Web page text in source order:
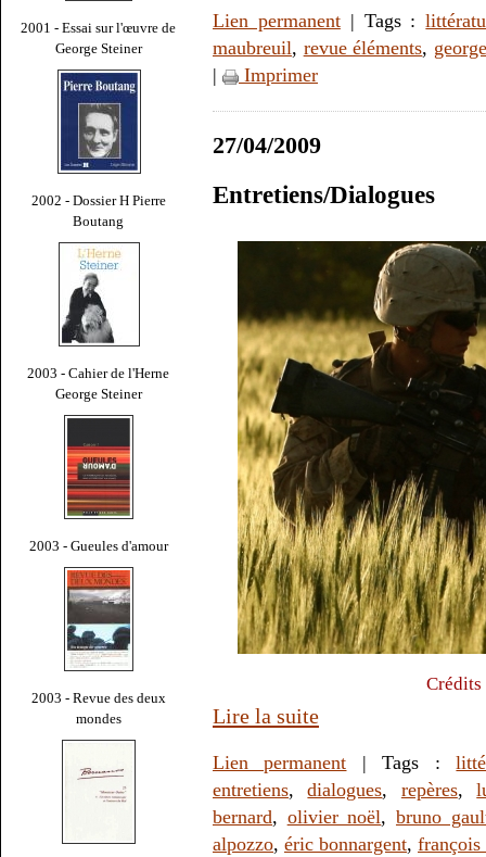
2001 - Essai sur l'œuvre de
George Steiner
2002 - Dossier H Pierre
Boutang
2003 - Cahier de l'Herne
George Steiner
2003 - Gueules d'amour
2003 - Revue des deux
mondes
Lien permanent| Tags :
maubreuil, revue éléments,
|
Imprimer
27/04/2009
Entretiens/Dialogues
Crédits
Lire la suite
Lien permanent | Tags :
entretiens,dialogues, repères,
bernard, olivier noël, bruno
alpozzo, éric bonnargent,